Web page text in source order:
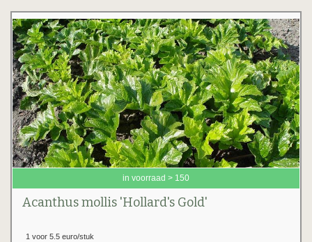
in voorraad > 150
Acanthus mollis 'Hollard's Gold'
1 voor 5.5 euro/stuk